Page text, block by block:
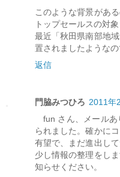
このような背景があ
トップセールスの対
最近「秋田県南部地
置されましたようなの
返信
門脇みつひろ 2011年
fun さん、メールあ
られました。確かに
有望で、まだ進出し
少し情報の整理をし
知らせください。